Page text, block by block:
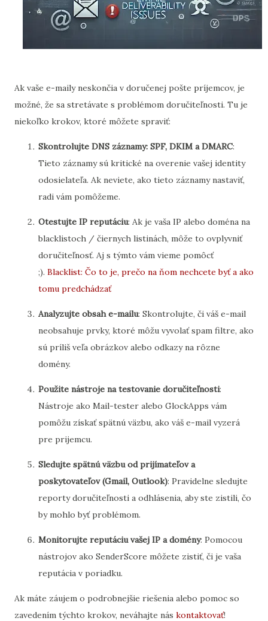
Ak vaše e-maily neskončia v doručenej pošte príjemcov, je
možné, že sa stretávate s problémom doručiteľnosti. Tu je
niekoľko krokov, ktoré môžete spraviť:
Skontrolujte DNS záznamy: SPF, DKIM a DMARC:
Tieto záznamy sú kritické na overenie vašej identity
odosielateľa. Ak neviete, ako tieto záznamy nastaviť,
radi vám pomôžeme.
Otestujte IP reputáciu: Ak je vaša IP alebo doména na
blacklistoch / čiernych listinách, môže to ovplyvniť
doručiteľnosť. Aj s týmto vám vieme pomôcť
;). Blacklist: Čo to je, prečo na ňom nechcete byť a ako
tomu predchádzať
Analyzujte obsah e-mailu: Skontrolujte, či váš e-mail
neobsahuje prvky, ktoré môžu vyvolať spam filtre, ako
sú príliš veľa obrázkov alebo odkazy na rôzne
domény.
Použite nástroje na testovanie doručiteľnosti:
Nástroje ako Mail-tester alebo GlockApps vám
pomôžu získať spätnú väzbu, ako váš e-mail vyzerá
pre prijemcu.
Sledujte spätnú väzbu od prijímateľov a
poskytovateľov (Gmail, Outlook): Pravidelne sledujte
reporty doručiteľnosti a odhlásenia, aby ste zistili, čo
by mohlo byť problémom.
Monitorujte reputáciu vašej IP a domény: Pomocou
nástrojov ako SenderScore môžete zistiť, či je vaša
reputácia v poriadku.
Ak máte záujem o podrobnejšie riešenia alebo pomoc so
zavedením týchto krokov, neváhajte nás kontaktovať!